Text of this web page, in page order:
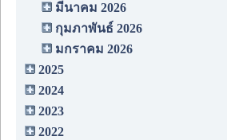
มีนาคม 2026
กุมภาพันธ์ 2026
มกราคม 2026
2025
2024
2023
2022